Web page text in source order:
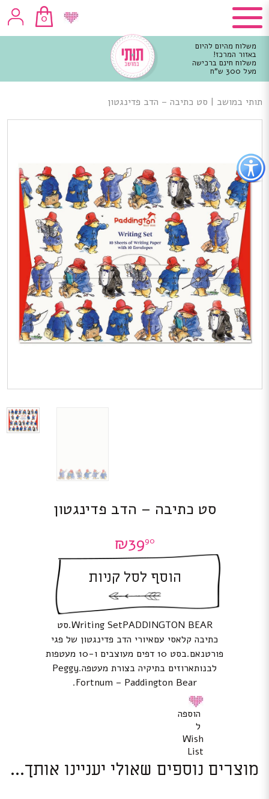
כפתור
לפתיחת
תפריט
נגישות
0
משלוח מהיום להיום
באזור המרכז!
משלוח חינם ברכישה
מעל 300 ש"ח
מרכזי
תותי במושב | סט כתיבה – הדב פדינגטון
סט כתיבה – הדב פדינגטון
₪3990
הוסף לסל קניות
Writing SetPADDINGTON BEAR.סט
כתיבה קלאסי עםאיורי הדב פדינגטון של פגי
פורטנאם.בסט 10 דפים מעוצבים ו-10 מעטפות
לבנותארוזים בתיקיה בצורת מעטפה.Peggy
Fortnum – Paddington Bear.
הוספה
ל
Wish
List
מוצרים נוספים שאולי יעניינו אותך...